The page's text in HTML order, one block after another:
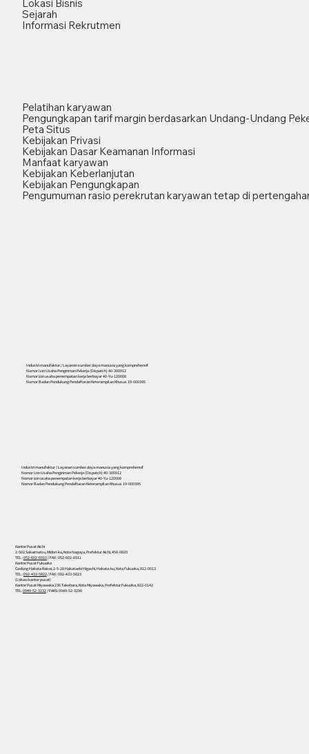
Lokasi Bisnis
Sejarah
Informasi Rekrutmen
Pelatihan karyawan
Pengungkapan tarif margin berdasarkan Undang-Undang
Peta Situs
Kebijakan Privasi
Kebijakan Dasar Keamanan Informasi
Manfaat karyawan
Kebijakan Keberlanjutan
Kebijakan Pengungkapan
Pengumuman rasio perekrutan karyawan tetap di
Industri manufaktur / Layanan sumber daya manusia yang komprehensif
Nomor Izin Usaha Pengiriman Pekerja (Dispatch) 40-300912
Nomor izin usaha penempatan kerja berbayar 40-Yu-120008
Nomor Badan Pendukung Pendaftaran Keterampilan Khusus 19-000395
Industri manufaktur / Layanan sumber daya manusia yang komprehensif
Nomor Izin Usaha Pengiriman Pekerja (Dispatch) 40-300912
Nomor izin usaha penempatan kerja berbayar 40-Yu-120008
Nomor Badan Pendukung Pendaftaran Keterampilan Khusus 19-000395
Kantor Pusat Aichi
2-502 Sakaimatsu, Midori-ku, Kota Nagoya, Prefektur Aichi, 458-0820
TEL :052-602-6910/ FAX : 052-602-6911
Kantor Pusat Fukuoka
Gedung Hakata Kaisei, 2-5-28 Hakataeki Higashi, Hakata-ku, Kota Fukuoka, 812-0013
TEL :092-433-5822/ FAX : 092-433-5823
(Lokasi kantor pusat)
Kantor Pusat Miyawaka 236 Takehara, Kota Miyawaka, Prefektur Fukuoka, 822-0142
TEL:0949-52-3232/ FAKS: 0949-52-3290